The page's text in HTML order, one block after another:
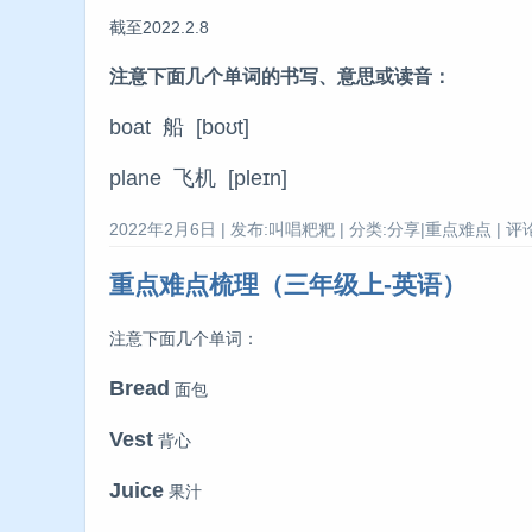
截至2022.2.8
注意下面几个单词的书写、意思或读音：
boat 船 [boʊt]
plane 飞机 [pleɪn]
2022年2月6日 | 发布:叫唱粑粑 | 分类:分享|重点难点 | 评
重点难点梳理（三年级上-英语）
注意下面几个单词：
Bread 面包
Vest 背心
Juice 果汁